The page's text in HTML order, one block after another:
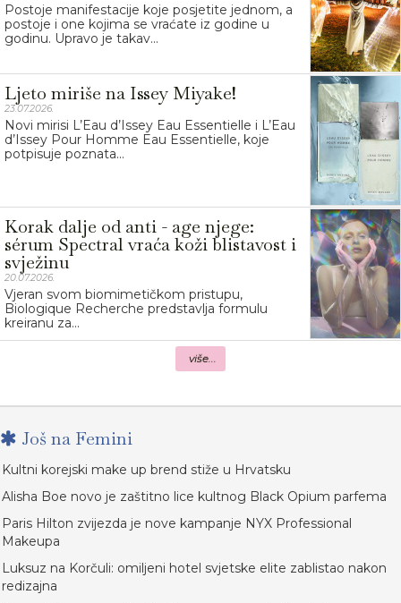
Postoje manifestacije koje posjetite jednom, a
postoje i one kojima se vraćate iz godine u
godinu. Upravo je takav...
Ljeto miriše na Issey Miyake!
23.07.2026.
Novi mirisi L’Eau d’Issey Eau Essentielle i L’Eau
d’Issey Pour Homme Eau Essentielle, koje
potpisuje poznata...
Korak dalje od anti - age njege:
sérum Spectral vraća koži blistavost i
svježinu
20.07.2026.
Vjeran svom biomimetičkom pristupu,
Biologique Recherche predstavlja formulu
kreiranu za...
više...
Još na Femini
Kultni korejski make up brend stiže u Hrvatsku
Alisha Boe novo je zaštitno lice kultnog Black Opium parfema
Paris Hilton zvijezda je nove kampanje NYX Professional
Makeupa
Luksuz na Korčuli: omiljeni hotel svjetske elite zablistao nakon
redizajna